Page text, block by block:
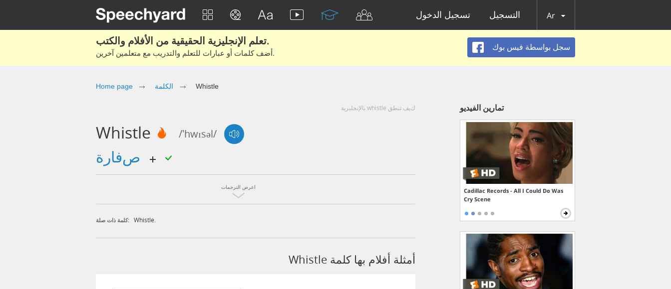
تسجيل الدخول التسجيل Ar
تعلم الإنجليزية الحقيقية من الأفلام والكتب.
أضف كلمات أو عبارات للتعلم والتدريب مع متعلمين آخرين.
سجل بواسطة فيس بوك
Home page الكلمة Whistle
كيف تنطق whistle بالإنجليزية
Whistle /'hwɪsəl/
اعرض الترجمات
كلمة ذات صلة: Whistle.
أمثلة أفلام بها كلمة Whistle
تمارين الفيديو
Cadillac Records - All I Could Do Was
Cry Scene